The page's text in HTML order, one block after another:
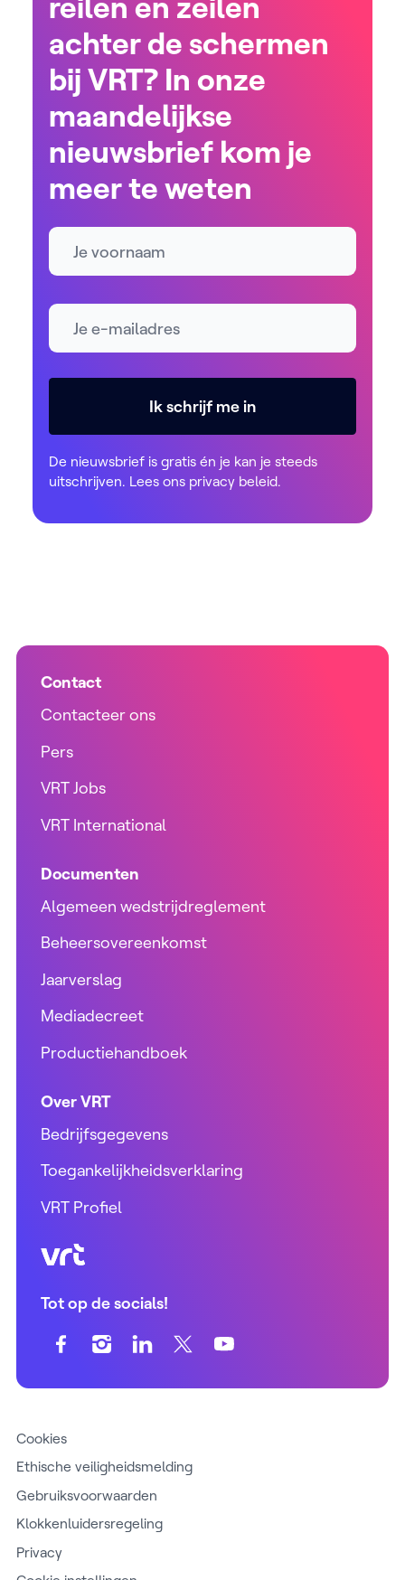
achter de schermen
bij VRT? In onze
maandelijkse
nieuwsbrief kom je
meer te weten
Naam
E-mailadres *
Ik schrijf me in
De nieuwsbrief is gratis én je kan je steeds
uitschrijven. Lees ons privacy beleid.
Contact
Contacteer ons
Pers
VRT Jobs
VRT International
Documenten
Algemeen wedstrijdreglement
Beheersovereenkomst
Jaarverslag
Mediadecreet
Productiehandboek
Over VRT
Bedrijfsgegevens
Toegankelijkheidsverklaring
VRT Profiel
VRT (home)
Tot op de socials!
Cookies
Ethische veiligheidsmelding
Gebruiksvoorwaarden
Klokkenluidersregeling
Privacy